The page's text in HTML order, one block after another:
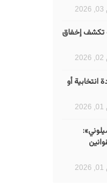
تكشف إخفاق
أو